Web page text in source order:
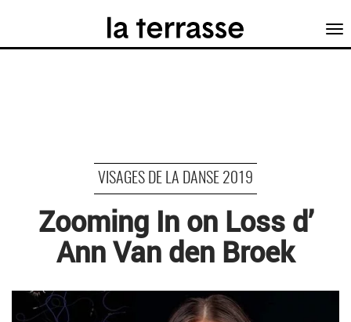
VISAGES DE LA DANSE 2019
Zooming In on Loss d’
Ann Van den Broek